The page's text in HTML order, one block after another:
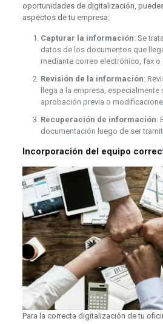
oportunidades de digitalización,
aspectos de tu empresa:
Capturar la información: Se
datos de los documentos que
mediante correo electrónico, fax o
Revisión de la información:
llega a la empresa,
aprobación previa o
Recuperación de información:
documentación luego de ser
Incorporación del equipo
Para la correcta digitalización de tu